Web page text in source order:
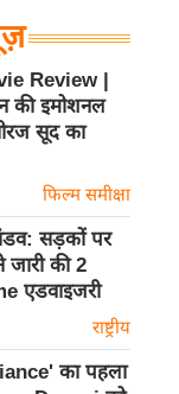
Review |
की इमोशनल
सूद का
फिल्म समीक्षा
सड़कों पर
की 2
एडवाइजरी
राष्ट्रीय
का पहला